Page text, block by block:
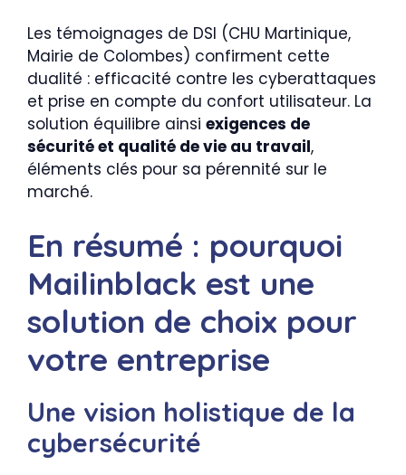
Les témoignages de DSI (CHU Martinique,
Mairie de Colombes) confirment cette
dualité : efficacité contre les cyberattaques
et prise en compte du confort utilisateur. La
solution équilibre ainsi exigences de
sécurité et qualité de vie au travail,
éléments clés pour sa pérennité sur le
marché.
En résumé : pourquoi
Mailinblack est une
solution de choix pour
votre entreprise
Une vision holistique de la
cybersécurité